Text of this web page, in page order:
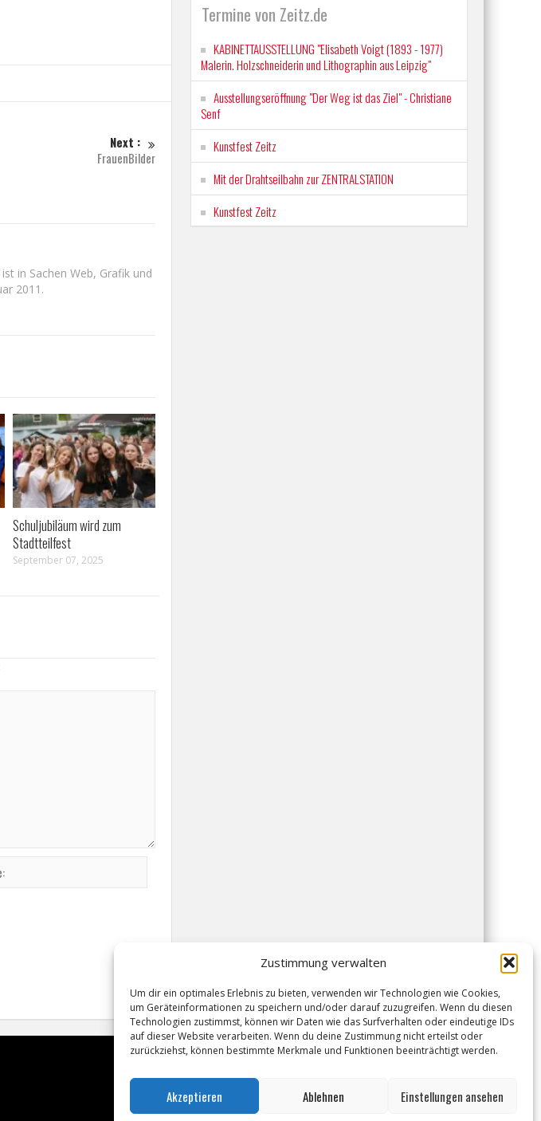
Zustimmung verwalten
Um dir ein optimales Erlebnis zu bieten, verwenden wir Technologien wie Cookies,
um Geräteinformationen zu speichern und/oder darauf zuzugreifen. Wenn du diesen
Technologien zustimmst, können wir Daten wie das Surfverhalten oder eindeutige IDs
auf dieser Website verarbeiten. Wenn du deine Zustimmung nicht erteilst oder
zurückziehst, können bestimmte Merkmale und Funktionen beeinträchtigt werden.
Akzeptieren Ablehnen Einstellungen ansehen
Next :
FrauenBilder
in Sachen Web, Grafik und
2011.
Schuljubiläum wird zum
Stadtteilfest
September 07, 2025
Termine von Zeitz.de
KABINETTAUSSTELLUNG "Elisabeth Voigt (1893 - 1977)
Malerin. Holzschneiderin und Lithographin aus Leipzig"
Ausstellungseröffnung "Der Weg ist das Ziel" - Christiane
Senf
Kunstfest Zeitz
Mit der Drahtseilbahn zur ZENTRALSTATION
Kunstfest Zeitz